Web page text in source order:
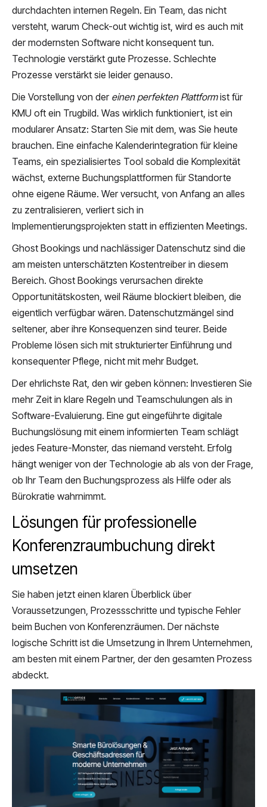
durchdachten internen Regeln. Ein Team, das nicht
versteht, warum Check-out wichtig ist, wird es auch mit
der modernsten Software nicht konsequent tun.
Technologie verstärkt gute Prozesse. Schlechte
Prozesse verstärkt sie leider genauso.
Die Vorstellung von der einen perfekten Plattformist für
KMU oft ein Trugbild. Was wirklich funktioniert, ist ein
modularer Ansatz: Starten Sie mit dem, was Sie heute
brauchen. Eine einfache Kalenderintegration für kleine
Teams, ein spezialisiertes Tool sobald die Komplexität
wächst, externe Buchungsplattformen für Standorte
ohne eigene Räume. Wer versucht, von Anfang an alles
zu zentralisieren, verliert sich in
Implementierungsprojekten statt in effizienten Meetings.
Ghost Bookings und nachlässiger Datenschutz sind die
am meisten unterschätzten Kostentreiber in diesem
Bereich. Ghost Bookings verursachen direkte
Opportunitätskosten, weil Räume blockiert bleiben, die
eigentlich verfügbar wären. Datenschutzmängel sind
seltener, aber ihre Konsequenzen sind teurer. Beide
Probleme lösen sich mit strukturierter Einführung und
konsequenter Pflege, nicht mit mehr Budget.
Der ehrlichste Rat, den wir geben können: Investieren Sie
mehr Zeit in klare Regeln und Teamschulungen als in
Software-Evaluierung. Eine gut eingeführte digitale
Buchungslösung mit einem informierten Team schlägt
jedes Feature-Monster, das niemand versteht. Erfolg
hängt weniger von der Technologie ab als von der Frage,
ob Ihr Team den Buchungsprozess als Hilfe oder als
Bürokratie wahrnimmt.
Lösungen für professionelle
Konferenzraumbuchung direkt
umsetzen
Sie haben jetzt einen klaren Überblick über
Voraussetzungen, Prozessschritte und typische Fehler
beim Buchen von Konferenzräumen. Der nächste
logische Schritt ist die Umsetzung in Ihrem Unternehmen,
am besten mit einem Partner, der den gesamten Prozess
abdeckt.